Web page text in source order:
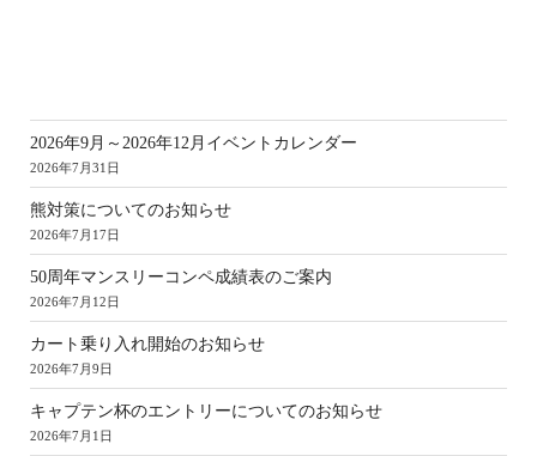
2026年9月～2026年12月イベントカレンダー
2026年7月31日
熊対策についてのお知らせ
2026年7月17日
50周年マンスリーコンペ成績表のご案内
2026年7月12日
カート乗り入れ開始のお知らせ
2026年7月9日
キャプテン杯のエントリーについてのお知らせ
2026年7月1日